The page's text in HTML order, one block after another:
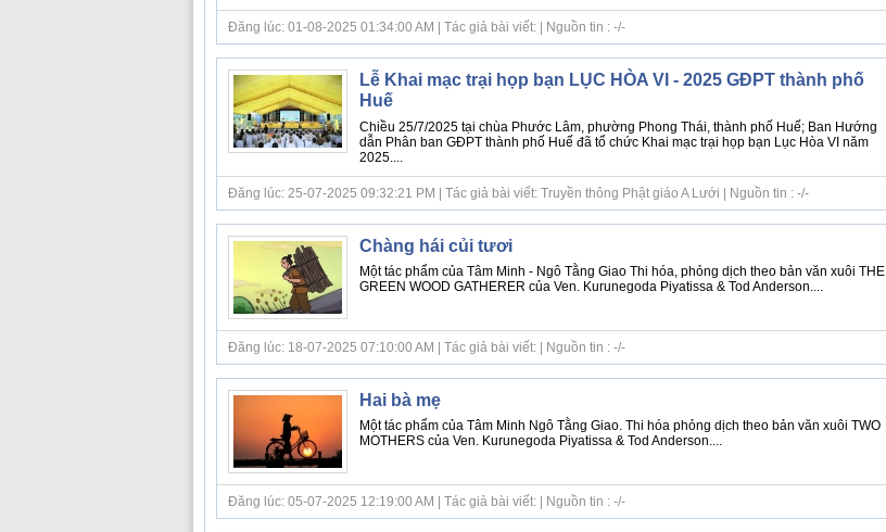
Đăng lúc: 01-08-2025 01:34:00 AM | Tác giả bài viết: | Nguồn tin : -/-
Lễ Khai mạc trại họp bạn LỤC HÒA VI - 2025 GĐPT thành phố
Huế
Chiều 25/7/2025 tại chùa Phước Lâm, phường Phong Thái, thành phố Huế; Ban Hướng
dẫn Phân ban GĐPT thành phố Huế đã tổ chức Khai mạc trại họp bạn Lục Hòa VI năm
2025....
Đăng lúc: 25-07-2025 09:32:21 PM | Tác giả bài viết: Truyền thông Phật giáo A Lưới | Nguồn tin : -/-
Chàng hái củi tươi
Một tác phẩm của Tâm Minh - Ngô Tằng Giao Thi hóa, phỏng dịch theo bản văn xuôi THE
GREEN WOOD GATHERER của Ven. Kurunegoda Piyatissa & Tod Anderson....
Đăng lúc: 18-07-2025 07:10:00 AM | Tác giả bài viết: | Nguồn tin : -/-
Hai bà mẹ
Một tác phẩm của Tâm Minh Ngô Tằng Giao. Thi hóa phỏng dịch theo bản văn xuôi TWO
MOTHERS của Ven. Kurunegoda Piyatissa & Tod Anderson....
Đăng lúc: 05-07-2025 12:19:00 AM | Tác giả bài viết: | Nguồn tin : -/-